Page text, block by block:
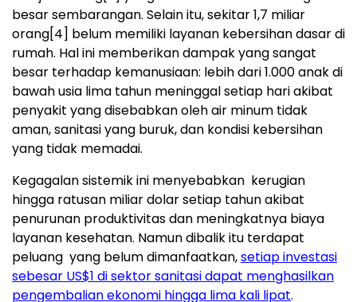
besar sembarangan. Selain itu, sekitar 1,7 miliar
orang[4] belum memiliki layanan kebersihan dasar di
rumah. Hal ini memberikan dampak yang sangat
besar terhadap kemanusiaan: lebih dari 1.000 anak di
bawah usia lima tahun meninggal setiap hari akibat
penyakit yang disebabkan oleh air minum tidak
aman, sanitasi yang buruk, dan kondisi kebersihan
yang tidak memadai.
Kegagalan sistemik ini menyebabkan kerugian
hingga ratusan miliar dolar setiap tahun akibat
penurunan produktivitas dan meningkatnya biaya
layanan kesehatan. Namun dibalik itu terdapat
peluang yang belum dimanfaatkan,setiap investasi
sebesar US$1 di sektor sanitasi dapat menghasilkan
pengembalian ekonomi hingga lima kali lipat.